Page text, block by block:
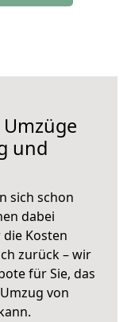
und
sich schon
dabei
Kosten
zurück – wir
für Sie, das
von